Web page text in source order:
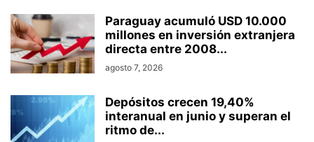
Paraguay acumuló USD 10.000
millones en inversión extranjera
directa entre 2008...
agosto 7, 2026
Depósitos crecen 19,40%
interanual en junio y superan el
ritmo de...